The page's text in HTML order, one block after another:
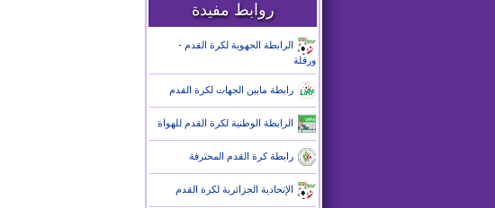
روابط مفيدة
الرابطة الجهوية لكرة القدم -
ورقلة
رابطة مابين الجهات لكرة القدم
الرابطة الوطنية لكرة القدم للهواة
رابطة كرة القدم المحترفة
الإتحادية الجزائرية لكرة القدم